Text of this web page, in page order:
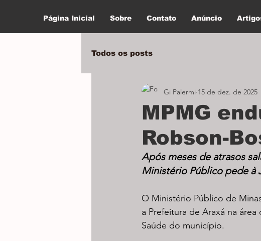
Página Inicial Sobre Contato Anúncio
Todos os posts
MPMG
Robson-
Gi Palermi 15 de dez. de 2025
Após meses de atrasos
Ministério Público pede à
O Ministério Público de
a Prefeitura de Araxá na
Saúde do município.